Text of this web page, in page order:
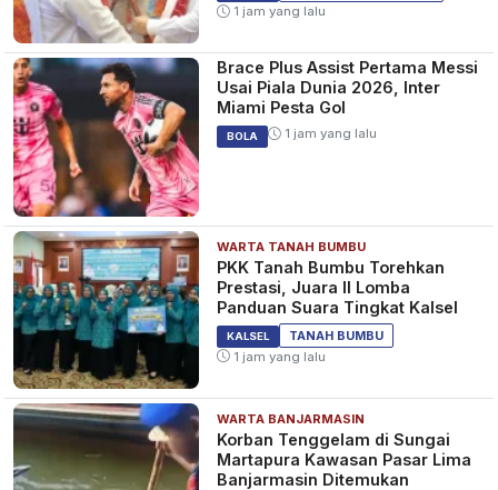
1 jam yang lalu
Brace Plus Assist Pertama Messi
Usai Piala Dunia 2026, Inter
Miami Pesta Gol
BOLA 1 jam yang lalu
WARTA TANAH BUMBU
PKK Tanah Bumbu Torehkan
Prestasi, Juara II Lomba
Panduan Suara Tingkat Kalsel
KALSEL
TANAH BUMBU
1 jam yang lalu
WARTA BANJARMASIN
Korban Tenggelam di Sungai
Martapura Kawasan Pasar Lima
Banjarmasin Ditemukan